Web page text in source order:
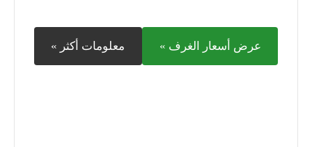
عرض أسعار الغرف » معلومات أكثر »